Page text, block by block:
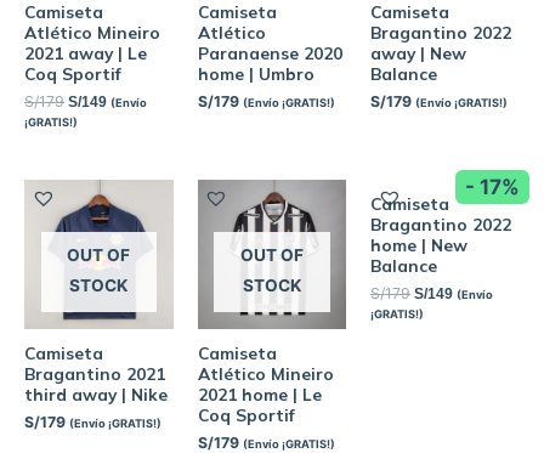
Camiseta
Atlético Mineiro
2021 away | Le
Coq Sportif
S/179 S/149 (Envío
¡GRATIS!)
Camiseta
Atlético
Paranaense 2020
home | Umbro
S/179 (Envío ¡GRATIS!)
Camiseta
Bragantino 2022
away | New
Balance
S/179 (Envío ¡GRATIS!)
OUT OF
STOCK
Camiseta
Bragantino 2021
third away | Nike
S/179 (Envío ¡GRATIS!)
OUT OF
STOCK
Camiseta
Atlético Mineiro
2021 home | Le
Coq Sportif
S/179 (Envío ¡GRATIS!)
- 17%
Camiseta
Bragantino 2022
home | New
Balance
S/179 S/149 (Envío
¡GRATIS!)